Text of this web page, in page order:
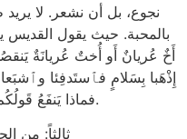
نجوع، بل أن نشعر. لا يريد
بالمحبة. حيث يقول
أَخٌ عُريانٌ أَو أُختٌ عُريانَةٌ
إِذْهَبا بِسَلامٍ فٱستَدفِئا
فماذا يَنفَعُ قَولُكُم؟” (يعقوب 2. 15–17).
ثالثاً: من